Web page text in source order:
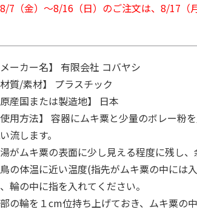
8/7（金）～8/16（日）のご注文は、8/17（
メーカー名】 有限会社 コバヤシ
材質/素材】 プラスチック
原産国または製造地】 日本
使用方法】 容器にムキ粟と少量のボレー粉
流します。
がムキ粟の表面に少し見える程度に残し、
の体温に近い温度(指先がムキ粟の中には
輪の中に指を入れてください。
の輪を１cm位持ち上げておき、ムキ粟の